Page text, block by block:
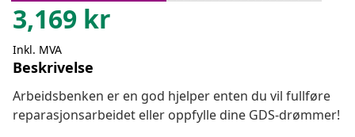
3,169 kr
Inkl. MVA
Beskrivelse
Arbeidsbenken er en god hjelper enten du vil fullføre
reparasjonsarbeidet eller oppfylle dine GDS-drømmer!